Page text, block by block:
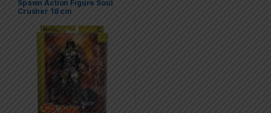
Spawn Action Figure Soul
Crusher 18 cm